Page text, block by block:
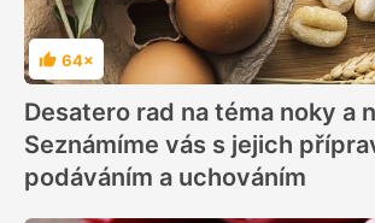
Hodnocení
64×
Desatero rad na téma noky a
Seznámíme vás s jejich
podáváním a uchováním